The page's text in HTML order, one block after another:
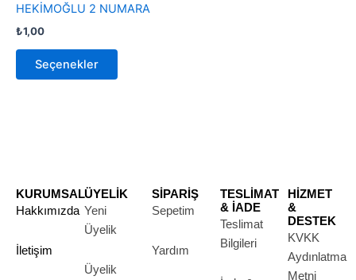
HEKİMOĞLU 2 NUMARA
₺1,00
Seçenekler
Seçenekler
KURUMSAL
Hakkımızda
İletişim
ÜYELİK
Yeni
Üyelik
Üyelik
SİPARİŞ
Sepetim
Yardım
TESLİMAT
& İADE
Teslimat
Bilgileri
HİZMET
&
DESTEK
KVKK
Aydınlatma
Metni